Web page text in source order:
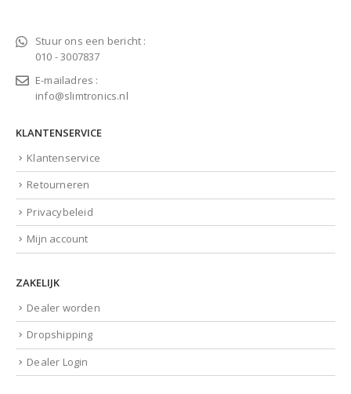
Stuur ons een bericht :
010 - 3007837
E-mailadres :
info@slimtronics.nl
KLANTENSERVICE
Klantenservice
Retourneren
Privacybeleid
Mijn account
ZAKELIJK
Dealer worden
Dropshipping
Dealer Login